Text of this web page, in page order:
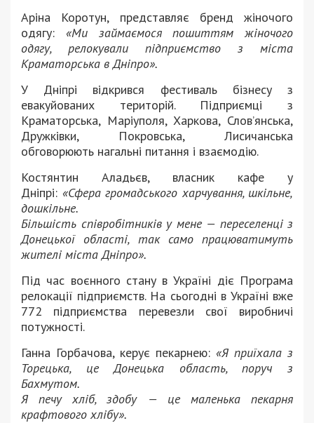
Аріна Коротун, представляє бренд жіночого
одягу: «Ми займаємося пошиттям жіночого
одягу, релокували підприємство з міста
Краматорська в Дніпро».
У Дніпрі відкрився фестиваль бізнесу з
евакуйованих територій. Підприємці з
Краматорська, Маріуполя, Харкова, Слов’янська,
Дружківки, Покровська, Лисичанська
обговорюють нагальні питання і взаємодію.
Костянтин Аладьєв, власник кафе у
Дніпрі: «Сфера громадського харчування, шкільне,
дошкільне.
Більшість співробітників у мене — переселенці з
Донецької області, так само працюватимуть
жителі міста Дніпро».
Під час воєнного стану в Україні діє Програма
релокації підприємств. На сьогодні в Україні вже
772 підприємства перевезли свої виробничі
потужності.
Ганна Горбачова, керує пекарнею: «Я приїхала з
Торецька, це Донецька область, поруч з
Бахмутом.
Я печу хліб, здобу — це маленька пекарня
крафтового хлібу».